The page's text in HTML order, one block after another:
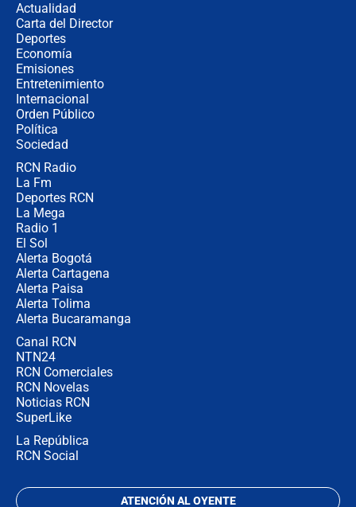
Actualidad
Carta del Director
Deportes
Economía
Emisiones
Entretenimiento
Internacional
Orden Público
Política
Sociedad
RCN Radio
La Fm
Deportes RCN
La Mega
Radio 1
El Sol
Alerta Bogotá
Alerta Cartagena
Alerta Paisa
Alerta Tolima
Alerta Bucaramanga
Canal RCN
NTN24
RCN Comerciales
RCN Novelas
Noticias RCN
SuperLike
La República
RCN Social
ATENCIÓN AL OYENTE